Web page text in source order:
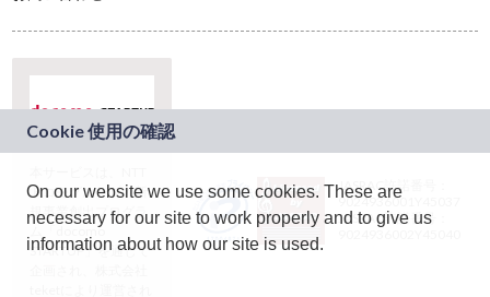
ドコモグループの新
規事業創出プログラ
ム「docomo
STARTUP」を通じて
JASRAC許諾番号：
9024936001Y45037
JASRAC許諾番号：
On our website we use some cookies. These are
necessary for our site to work properly and to give us
information about how our site is used.